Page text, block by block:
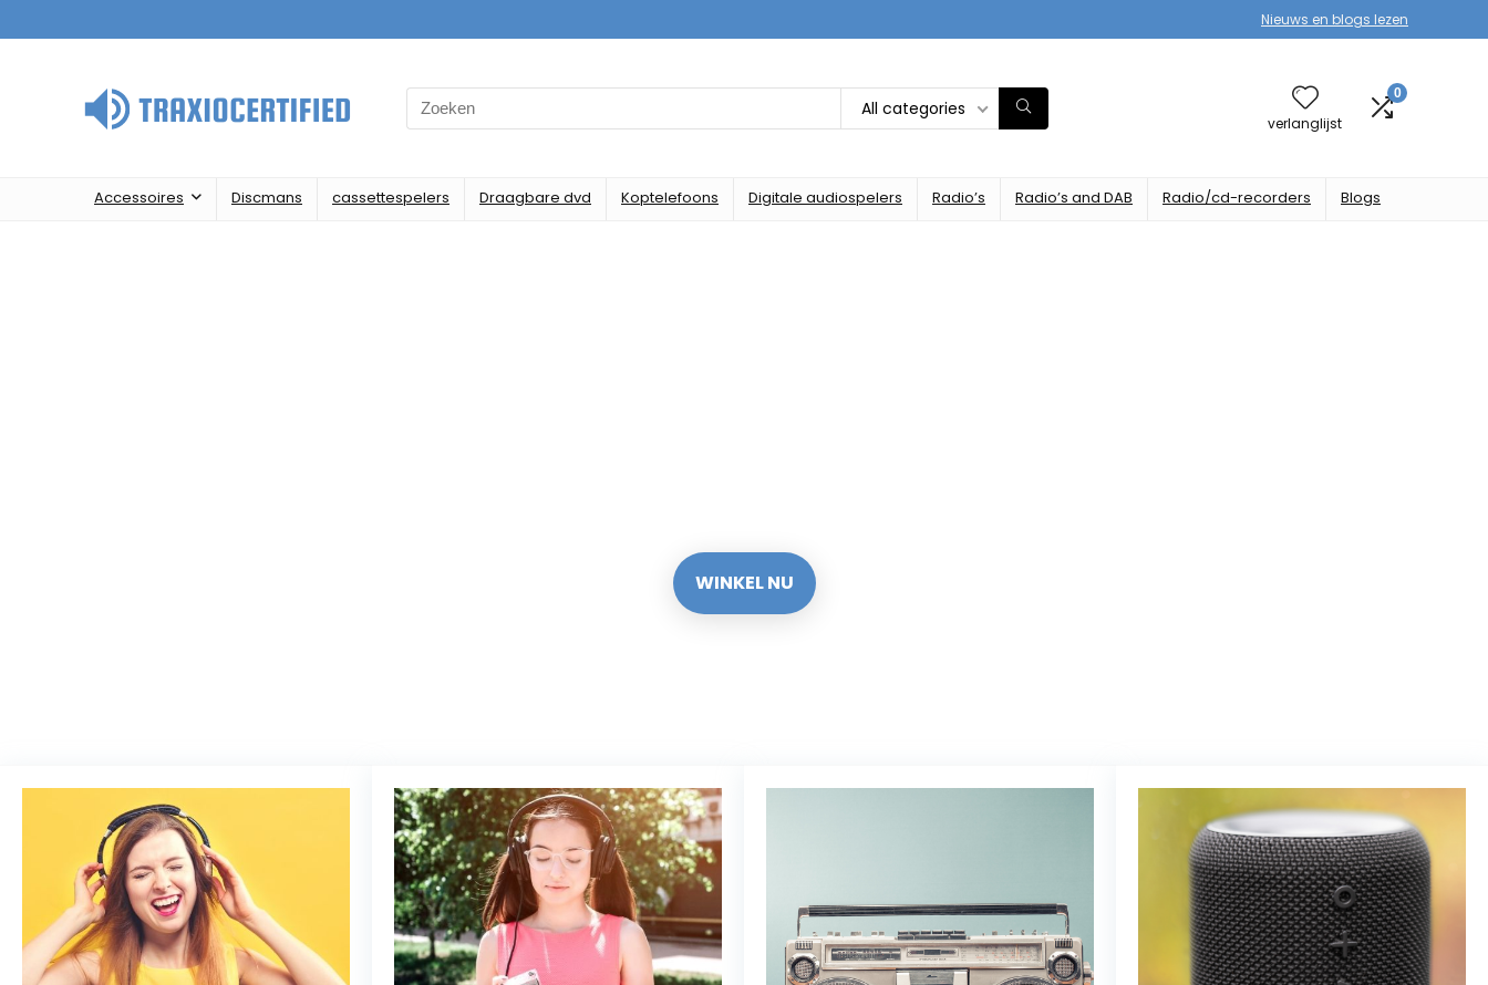
Nieuws en blogs lezen
All categories
verlanglijst
0
Accessoires Discmans cassettespelers Draagbare dvd Koptelefoons Digitale audiospelers Radio’s Radio’s and DAB Radio/cd-recorders Blogs
WINKEL NU